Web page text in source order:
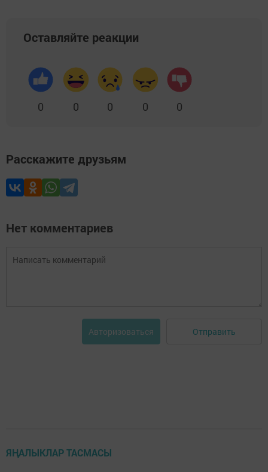
Оставляйте реакции
0 0 0 0 0
Расскажите друзьям
Нет комментариев
Авторизоваться Отправить
ЯҢАЛЫКЛАР ТАСМАСЫ